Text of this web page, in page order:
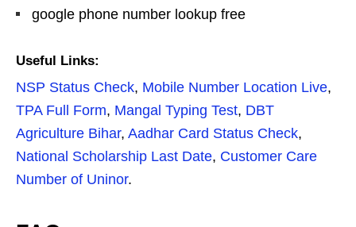
google phone number lookup free
Useful Links:
NSP Status Check, Mobile Number Location Live,
TPA Full Form, Mangal Typing Test, DBT
Agriculture Bihar, Aadhar Card Status Check,
National Scholarship Last Date, Customer Care
Number of Uninor.